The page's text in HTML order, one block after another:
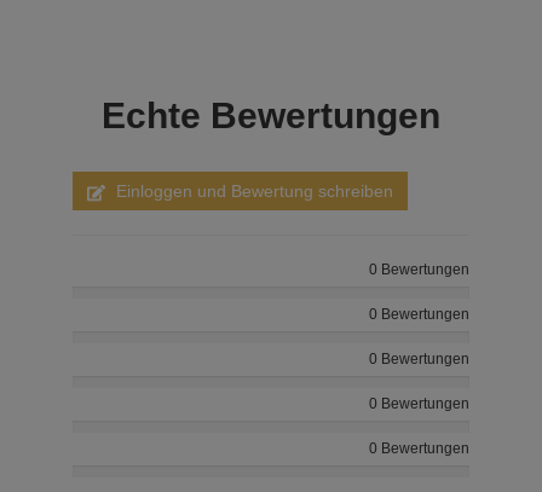
Echte Bewertungen
Einloggen und Bewertung schreiben
0 Bewertungen
0 Bewertungen
0 Bewertungen
0 Bewertungen
0 Bewertungen